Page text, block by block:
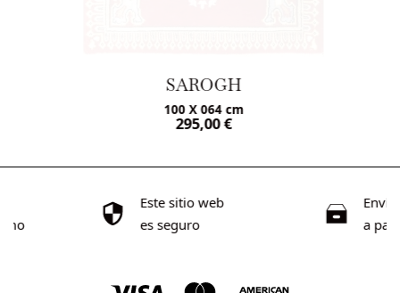
SAROGH
100 X 064 cm
295,00€
a
Este sitio web
es seguro